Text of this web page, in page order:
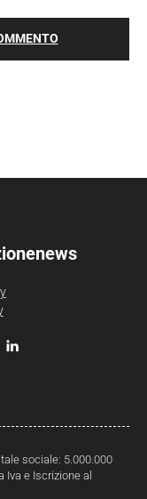
sociale: 5.000.000
e Iscrizione al